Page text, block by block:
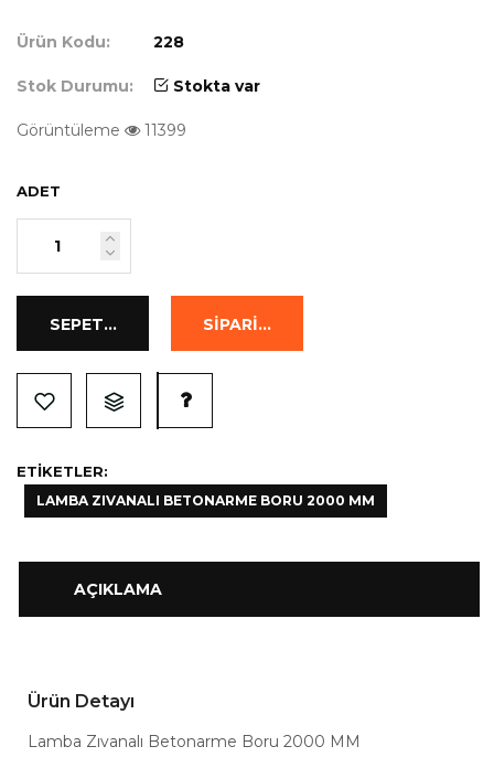
Ürün Kodu: 228
Stok Durumu: Stokta var
Görüntüleme 11399
ADET
ETIKETLER:
LAMBA ZIVANALI BETONARME BORU 2000 MM
AÇIKLAMA
Ürün Detayı
Lamba Zıvanalı Betonarme Boru 2000 MM